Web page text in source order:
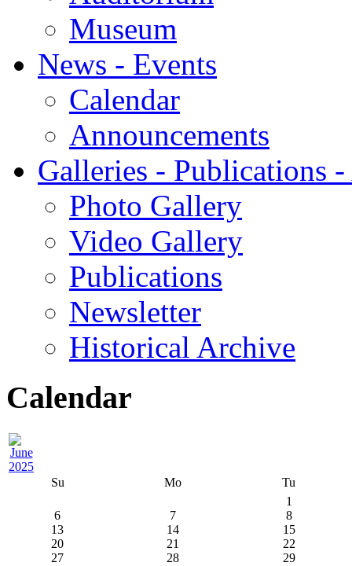
Museum
News - Events
Calendar
Announcements
Galleries - Publications
Photo Gallery
Video Gallery
Publications
Newsletter
Historical Archive
Calendar
Su Mo
Tu
1
6
7
8
13
14
15
20
21
22
27
28 29